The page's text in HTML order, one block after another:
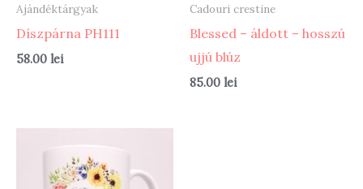
Ajándéktárgyak
Díszpárna PH111
58.00 lei
Cadouri crestine
Blessed – áldott – hosszú
ujjú blúz
85.00 lei